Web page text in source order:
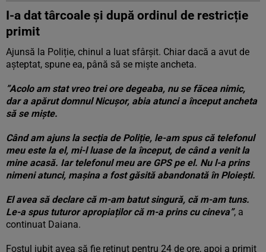
I-a dat târcoale și după ordinul de restricție
primit
Ajunsă la Poliție, chinul a luat sfârșit. Chiar dacă a avut de
așteptat, spune ea, până să se miște ancheta.
”Acolo am stat vreo trei ore degeaba, nu se făcea nimic,
dar a apărut domnul Nicușor, abia atunci a început ancheta
să se miște.
Când am ajuns la secția de Poliție, le-am spus că telefonul
meu este la el, mi-l luase de la început, de când a venit la
mine acasă. Iar telefonul meu are GPS pe el. Nu l-a prins
nimeni atunci, mașina a fost găsită abandonată în Ploiești.
El avea să declare că m-am batut singură, că m-am tuns.
Le-a spus tuturor apropiaților că m-a prins cu cineva”, a
continuat Daiana.
Fostul iubit avea să fie reținut pentru 24 de ore, apoi a primit